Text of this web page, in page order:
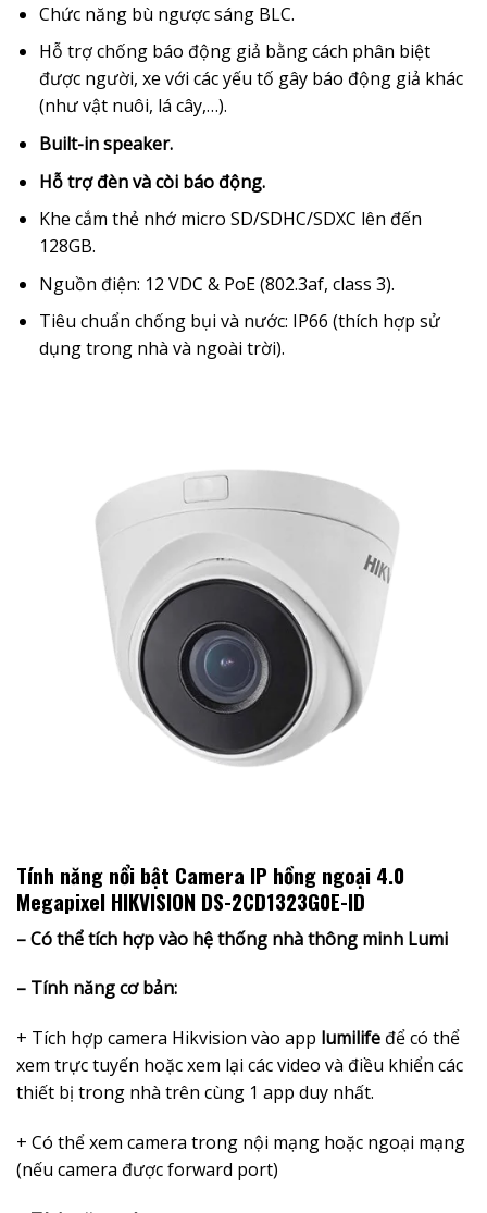
Chức năng bù ngược sáng BLC.
Hỗ trợ chống báo động giả bằng cách phân biệt
được người, xe với các yếu tố gây báo động giả khác
(như vật nuôi, lá cây,…).
Built-in speaker.
Hỗ trợ đèn và còi báo động.
Khe cắm thẻ nhớ micro SD/SDHC/SDXC lên đến
128GB.
Nguồn điện: 12 VDC & PoE (802.3af, class 3).
Tiêu chuẩn chống bụi và nước: IP66 (thích hợp sử
dụng trong nhà và ngoài trời).
Tính năng nổi bật Camera IP hồng ngoại 4.0
Megapixel HIKVISION DS-2CD1323G0E-ID
– Có thể tích hợp vào hệ thống nhà thông minh Lumi
– Tính năng cơ bản:
+ Tích hợp camera Hikvision vào app lumilife để có thể
xem trực tuyến hoặc xem lại các video và điều khiển các
thiết bị trong nhà trên cùng 1 app duy nhất.
+ Có thể xem camera trong nội mạng hoặc ngoại mạng
(nếu camera được forward port)